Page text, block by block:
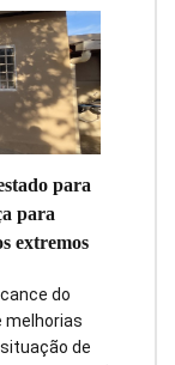
para
para
extremos
do
melhorias
de